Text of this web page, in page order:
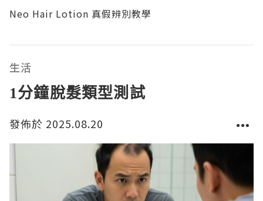
Neo Hair Lotion 真假辨別教學
生活
1分鐘脫髮類型測試
發佈於 2025.08.20